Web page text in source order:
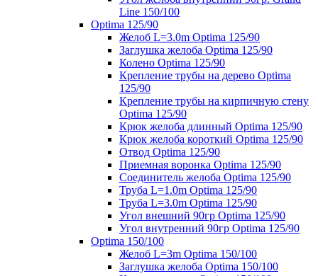
Line 150/100
Optima 125/90
Желоб L=3.0m Optima 125/90
Заглушка желоба Optima 125/90
Колено Optima 125/90
Крепление трубы на дерево Optima
125/90
Крепление трубы на кирпичную стену
Optima 125/90
Крюк желоба длинный Optima 125/90
Крюк желоба короткий Optima 125/90
Отвод Optima 125/90
Приемная воронка Optima 125/90
Соединитель желоба Optima 125/90
Труба L=1.0m Optima 125/90
Труба L=3.0m Optima 125/90
Угол внешний 90гр Optima 125/90
Угол внутренний 90гр Optima 125/90
Optima 150/100
Желоб L=3m Optima 150/100
Заглушка желоба Optima 150/100